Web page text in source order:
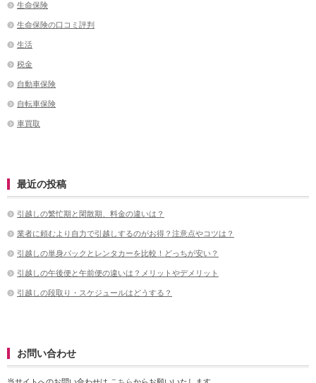
生命保険
生命保険の口コミ評判
生活
税金
自動車保険
自転車保険
車買取
最近の投稿
引越しの繁忙期と閑散期、料金の違いは？
業者に頼むより自力で引越しするのがお得？注意点やコツは？
引越しの単身パックとレンタカーを比較！どっちが安い？
引越しの午後便と午前便の違いは？メリットやデメリット
引越しの段取り・スケジュールはどうする？
お問い合わせ